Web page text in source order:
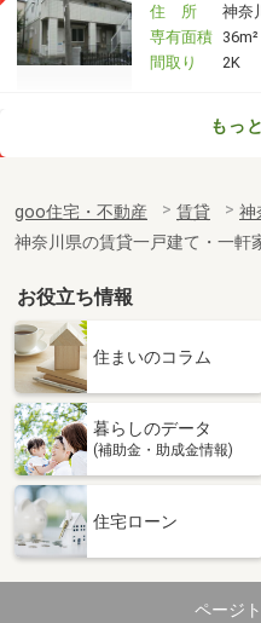
住 所
神奈
専有面積 36m²
間取り
2K
神奈川県横浜市中区麦田町
専有面積
間取り
1K
神奈川県大和市西鶴間１丁目
価 格
神
専有面積
間取り
神奈川県川崎市中原区上小
住 所
神奈
専有面積
間取り
2DK
もっ
goo住宅・不動産 賃貸
神
神奈川県の賃貸一戸建て・一軒
お役立ち情報
住まいのコラム
暮らしのデータ
(補助金・助成金情報)
住宅ローン
ページ